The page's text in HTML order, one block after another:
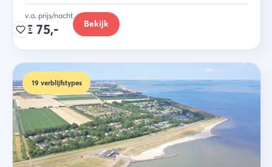
studio, safaritent of vakantiehuis.
v.a. prijs/nacht
€ 75,- Bekijk
19 verblijfstypes